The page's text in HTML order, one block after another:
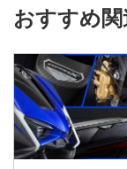
おすすめ